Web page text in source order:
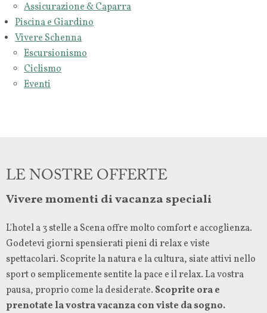
ASSICURAZIONE & CAPARRA
Assicurazione & Caparra
Piscina e Giardino
Vivere Schenna
Escursionismo
Ciclismo
Eventi
LE NOSTRE OFFERTE
Vivere momenti di vacanza speciali
L'hotel a 3 stelle a Scena offre molto comfort e accoglienza.
Godetevi giorni spensierati pieni di relax e viste
spettacolari. Scoprite la natura e la cultura, siate attivi nello
sport o semplicemente sentite la pace e il relax. La vostra
pausa, proprio come la desiderate. Scoprite ora e
prenotate la vostra vacanza con viste da sogno.